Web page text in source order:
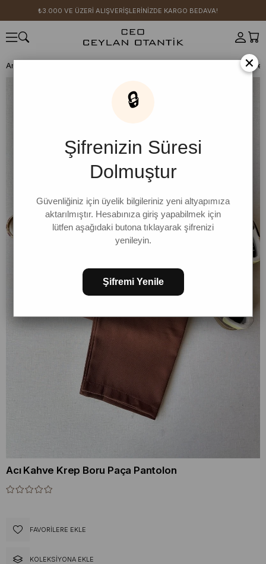
₺3.000 VE ÜZERİ ALIŞVERİŞLERİNİZDE KARGO BEDAVA!
Anasayfa Acı Kahve
Acı Kahve Krep Boru Paça Pantolon
FAVORILERE EKLE
KOLEKSIYONA EKLE
×
🔒
Şifrenizin Süresi
Dolmuştur
Güvenliğiniz için üyelik bilgileriniz yeni altyapımıza
aktarılmıştır. Hesabınıza giriş yapabilmek için
lütfen aşağıdaki butona tıklayarak şifrenizi
yenileyin.
Şifremi Yenile